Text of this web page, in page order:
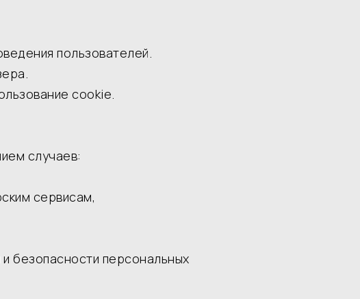
пользователей.
cookie.
случаев:
сервисам,
безопасности персональных